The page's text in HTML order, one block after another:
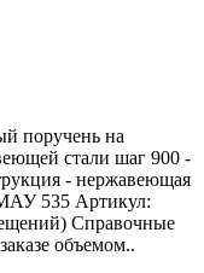
поручень на
стали шаг 900 -
- нержавеющая
535 Артикул:
Справочные
объемом..